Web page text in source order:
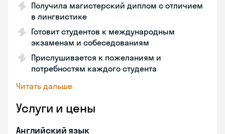
Получила магистерский диплом с отличием
в лингвистике
Готовит студентов к международным
экзаменам и собеседованиям
Прислушивается к пожеланиям и
потребностям каждого студента
Читать дальше
Услуги и цены
Английский язык